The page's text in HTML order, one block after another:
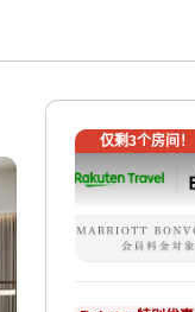
仅剩3个房间！